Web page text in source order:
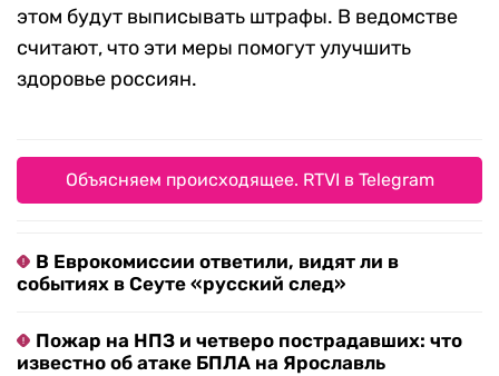
этом будут выписывать штрафы. В ведомстве
считают, что эти меры помогут улучшить
здоровье россиян.
Объясняем происходящее. RTVI в Telegram
В Еврокомиссии ответили, видят ли в
событиях в Сеуте «русский след»
Пожар на НПЗ и четверо пострадавших: что
известно об атаке БПЛА на Ярославль